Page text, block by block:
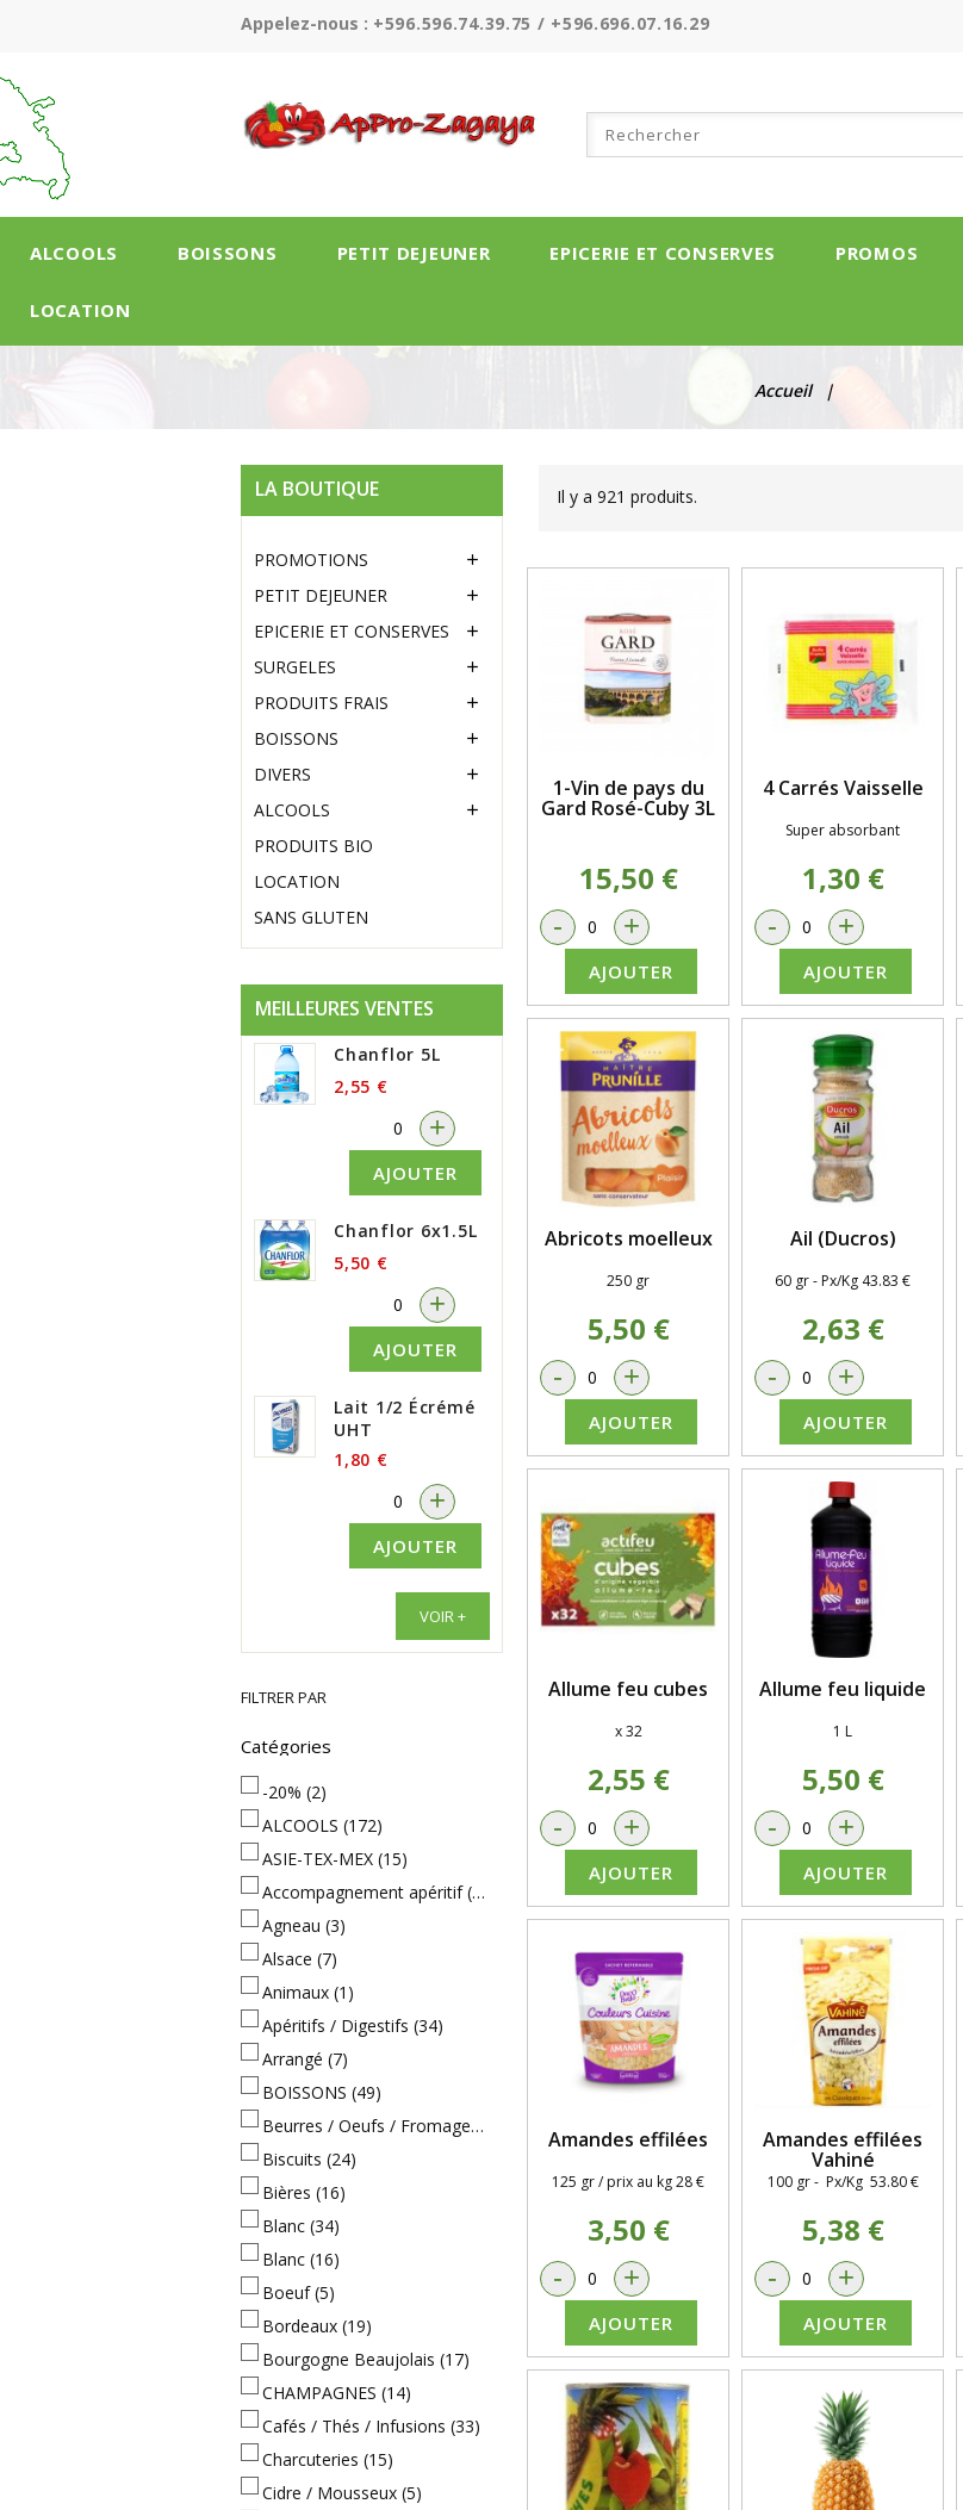
Appelez-nous : +596.596.74.39.75 / +596.696.07.16.29
ALCOOLS BOISSONS PETIT DEJEUNER EPICERIE ET CONSERVES PROMOS
LOCATION
Accueil
LA BOUTIQUE
PROMOTIONS 
PETIT DEJEUNER 
EPICERIE ET CONSERVES 
SURGELES 
PRODUITS FRAIS 
BOISSONS 
DIVERS 
ALCOOLS 
PRODUITS BIO
LOCATION
SANS GLUTEN
MEILLEURES VENTES
Chanflor 5L
2,55 €
+
AJOUTER
Chanflor 6x1.5L
5,50 €
+
AJOUTER
Lait 1/2 Écrémé
UHT
1,80 €
+
AJOUTER
VOIR +
FILTRER PAR
Catégories
-20% (2)
ALCOOLS (172)
ASIE-TEX-MEX (15)
Accompagnement apéritif(38)
Agneau (3)
Alsace (7)
Animaux (1)
Apéritifs / Digestifs (34)
Arrangé (7)
BOISSONS (49)
Beurres / Oeufs / Fromages
Biscuits (24)
Bières (16)
Blanc (34)
Blanc (16)
Boeuf(5)
Bordeaux (19)
Bourgogne Beaujolais (17)
CHAMPAGNES (14)
Cafés / Thés / Infusions (33)
Charcuteries (15)
Cidre / Mousseux (5)
Il y a 921 produits.
1-Vin de pays du
Gard Rosé-Cuby 3L
15,50 €
- +
AJOUTER
4 Carrés Vaisselle
Super absorbant
1,30 €
- +
AJOUTER
Abricots moelleux
250 gr
5,50 €
- +
AJOUTER
Ail (Ducros)
60 gr - Px/Kg 43.83 €
2,63 €
- +
AJOUTER
Allume feu cubes
x 32
2,55 €
- +
AJOUTER
Allume feu liquide
1 L
5,50 €
- +
AJOUTER
Amandes effilées
125 gr / prix au kg 28 €
3,50 €
- +
AJOUTER
Amandes effilées
Vahiné
100 gr - Px/Kg 53.80 €
5,38 €
- +
AJOUTER